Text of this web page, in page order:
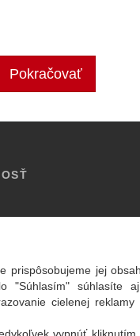
Pokračovať
prispôsobujeme jej
"Súhlasím" súhlasíte
cielenej reklamy